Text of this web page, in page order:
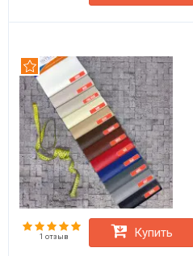
Рекомендуем
1 отзыв Купить